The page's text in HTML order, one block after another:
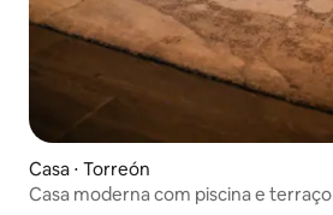
Casa ⋅ Torreón
Casa moderna com piscina e terraço